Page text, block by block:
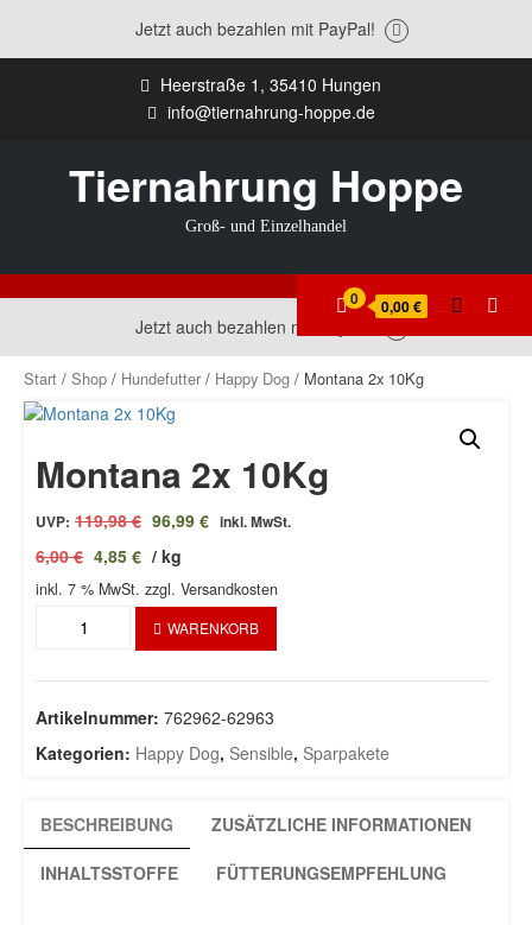
Jetzt auch bezahlen mit PayPal!
Heerstraße 1, 35410 Hungen
info@tiernahrung-hoppe.de
Tiernahrung Hoppe
Groß- und Einzelhandel
0 0,00 €
Jetzt auch bezahlen mit PayPal!
Start / Shop / Hundefutter / Happy Dog / Montana 2x 10Kg
Montana 2x 10Kg
UVP: 119,98€ Ursprünglicher
war:
119,98 €
96,99 € Aktueller
96,99 €.
inkl. MwSt.
6,00€ 4,85 € / kg
inkl. 7 % MwSt. zzgl. Versandkosten
Menge
WARENKORB
Artikelnummer: 762962-62963
Kategorien: Happy Dog, Sensible, Sparpakete
BESCHREIBUNG ZUSÄTZLICHE INFORMATIONEN
INHALTSSTOFFE FÜTTERUNGSEMPFEHLUNG